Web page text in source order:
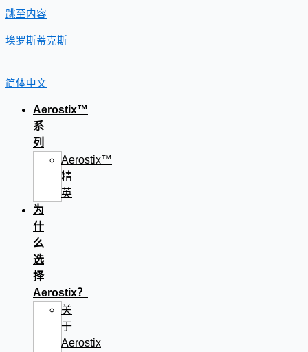
跳至内容
埃罗斯蒂克斯
简体中文
Aerostix™
系
列
Aerostix™
精
英
为
什
么
选
择
Aerostix？
关
于
Aerostix